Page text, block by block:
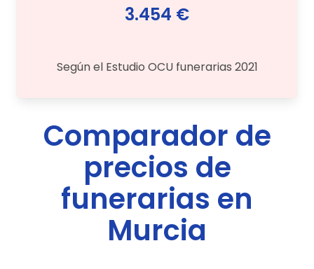
3.454 €
Según el Estudio OCU funerarias 2021
Comparador de
precios de
funerarias en
Murcia